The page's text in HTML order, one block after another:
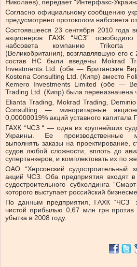
Николаев), передает “Интерфакс-
Согласно официальному сообщению
предусмотрено протоколом набсовета
Состоявшееся 23 сентября 2010 года
акционеров ГАХК “ЧСЗ”
набсовета компанию Trikorta
(Великобритания), возглавлявшую его
состав НС были введены Mokrad
Investments Ltd. (обе — Британские
Kostena Consulting Ltd. (Кипр) вместо
Kemero Investments Limited (обе —
Trading Ltd. (Кипр) была переназначена
Elianta Trading, Mokrad Trading,
Consulting — миноритарные
0,00000019% акций уставного капитала
ГАХК “ЧСЗ “ — одна из крупнейших
Украины. Ее производственные
выполнять заказы на проектирование,
судов любой сложности, вплоть до
супертанкеров, и комплектовать их по
ОАО “Херсонский судостроительный
акций ЧСЗ. Оба предприятия входят
судостроительного субхолдинга
которого выступает российский
По данным предприятия, ГАХК “ЧСЗ”
чистой прибылью 0,67 млн грн против
убытка в 2008 году.